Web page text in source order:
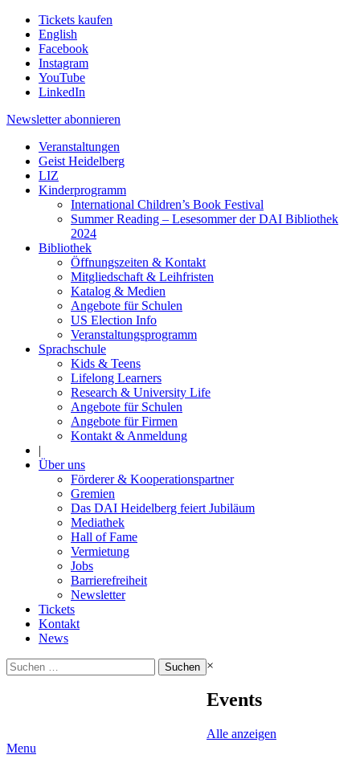
Tickets kaufen
English
Facebook
Instagram
YouTube
LinkedIn
Newsletter abonnieren
Veranstaltungen
Geist Heidelberg
LIZ
Kinderprogramm
International Children’s Book Festival
Summer Reading – Lesesommer der DAI Bibliothek
2024
Bibliothek
Öffnungszeiten & Kontakt
Mitgliedschaft & Leihfristen
Katalog & Medien
Angebote für Schulen
US Election Info
Veranstaltungsprogramm
Sprachschule
Kids & Teens
Lifelong Learners
Research & University Life
Angebote für Schulen
Angebote für Firmen
Kontakt & Anmeldung
|
Über uns
Förderer & Kooperationspartner
Gremien
Das DAI Heidelberg feiert Jubiläum
Mediathek
Hall of Fame
Vermietung
Jobs
Barrierefreiheit
Newsletter
Tickets
Kontakt
News
Suchen
nach:
×
Events
Alle anzeigen
Menu